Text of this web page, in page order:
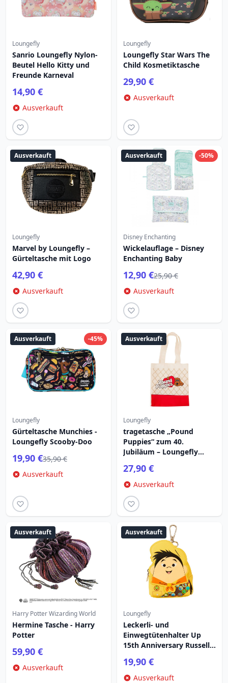
Loungefly
Sanrio Loungefly Nylon-
Beutel Hello Kitty und
Freunde Karneval
14,90 €
Ausverkauft
Loungefly
Loungefly Star Wars The
Child Kosmetiktasche
29,90 €
Ausverkauft
Ausverkauft
Loungefly
Marvel by Loungefly –
Gürteltasche mit Logo
42,90 €
Ausverkauft
-50%
Ausverkauft
Disney Enchanting
Wickelauflage – Disney
Enchanting Baby
12,90 €25,90 €
Ausverkauft
-45%
Ausverkauft
Loungefly
Gürteltasche Munchies -
Loungefly Scooby-Doo
19,90 €35,90 €
Ausverkauft
Ausverkauft
Loungefly
tragetasche „Pound
Puppies“ zum 40.
Jubiläum – Loungefly
27,90 €
Ausverkauft
Ausverkauft
Harry Potter Wizarding World
Hermine Tasche - Harry
Potter
59,90 €
Ausverkauft
Ausverkauft
Loungefly
Leckerli- und
Einwegtütenhalter Up
15th Anniversary Russell -
19,90 €
Ausverkauft